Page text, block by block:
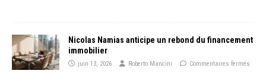
Nicolas Namias anticipe un rebond du financement
immobilier
juin 13, 2026 Roberto Mancini Commentaires fermés